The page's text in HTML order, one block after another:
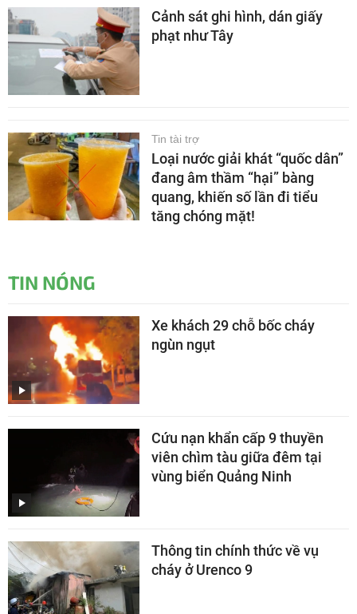
Cảnh sát ghi hình, dán giấy
phạt như Tây
Tin tài trợ
Loại nước giải khát “quốc dân”
đang âm thầm “hại” bàng
quang, khiến số lần đi tiểu
tăng chóng mặt!
TIN NÓNG
Xe khách 29 chỗ bốc cháy
ngùn ngụt
Cứu nạn khẩn cấp 9 thuyền
viên chìm tàu giữa đêm tại
vùng biển Quảng Ninh
Thông tin chính thức về vụ
cháy ở Urenco 9